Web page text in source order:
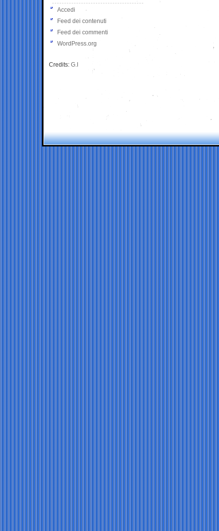
Accedi
Feed dei contenuti
Feed dei commenti
WordPress.org
Credits: G.I